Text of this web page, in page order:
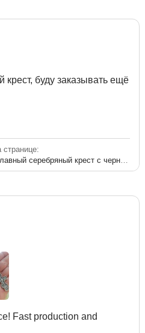
крест, буду заказывать ещё
странице:
Fast production and